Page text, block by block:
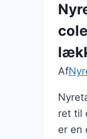
Af
ret til
er en